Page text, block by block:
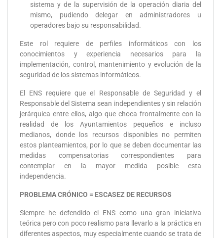
sistema y de la supervisión de la operación diaria del
mismo, pudiendo delegar en administradores u
operadores bajo su responsabilidad.
Este rol requiere de perfiles informáticos con los
conocimientos y experiencia necesarios para la
implementación, control, mantenimiento y evolución de la
seguridad de los sistemas informáticos.
El ENS requiere que el Responsable de Seguridad y el
Responsable del Sistema sean independientes y sin relación
jerárquica entre ellos, algo que choca frontalmente con la
realidad de los Ayuntamientos pequeños e incluso
medianos, donde los recursos disponibles no permiten
estos planteamientos, por lo que se deben documentar las
medidas compensatorias correspondientes para
contemplar en la mayor medida posible esta
independencia.
PROBLEMA CRÓNICO = ESCASEZ DE RECURSOS
Siempre he defendido el ENS como una gran iniciativa
teórica pero con poco realismo para llevarlo a la práctica en
diferentes aspectos, muy especialmente cuando se trata de